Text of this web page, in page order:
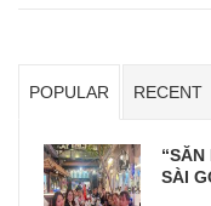
POPULAR RECENT
SÀI